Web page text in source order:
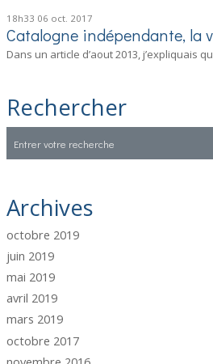
18h33 06 oct. 2017
Catalogne indépendante, la
Dans un article d’aout 2013, j’expliquais
Rechercher
Archives
octobre 2019
juin 2019
mai 2019
avril 2019
mars 2019
octobre 2017